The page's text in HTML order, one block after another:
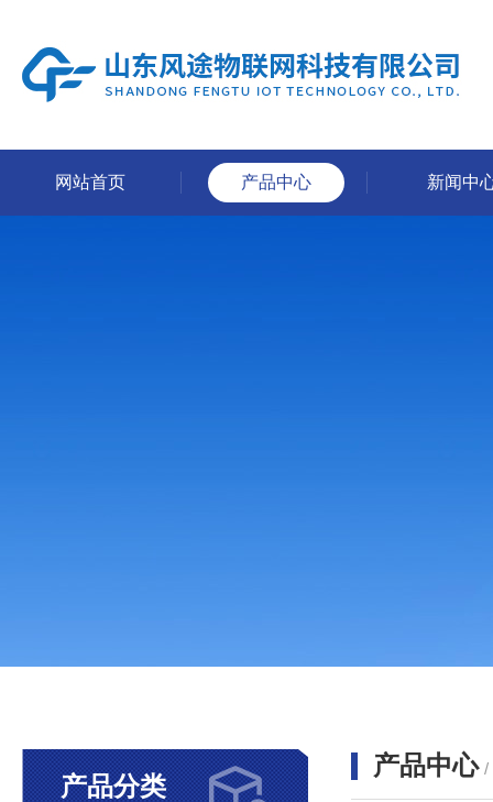
网站首页 产品中心 新闻中
产品分类
产品中心 /